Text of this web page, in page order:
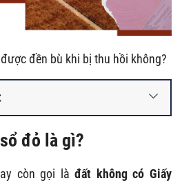
đền bù khi bị thu hồi không?
đỏ là gì?
còn gọi làđất không có Giấy